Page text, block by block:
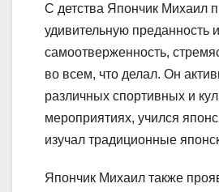
С детства Япончик Михаил
удивительную преданность и
самоотверженность,
во всем, что делал. Он
различных спортивных и
мероприятиях, учился
изучал традиционные
Япончик Михаил также